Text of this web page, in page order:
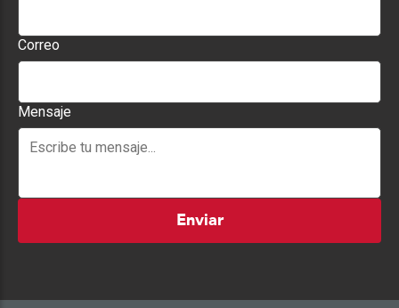
Correo
Mensaje
Enviar